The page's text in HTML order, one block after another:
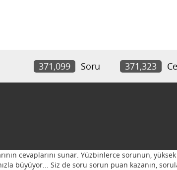
371,099 Soru 371,323
cevaplarını sunar. Yüzbinlerce sorunun,
büyüyor... Siz de soru sorun puan kazanın,